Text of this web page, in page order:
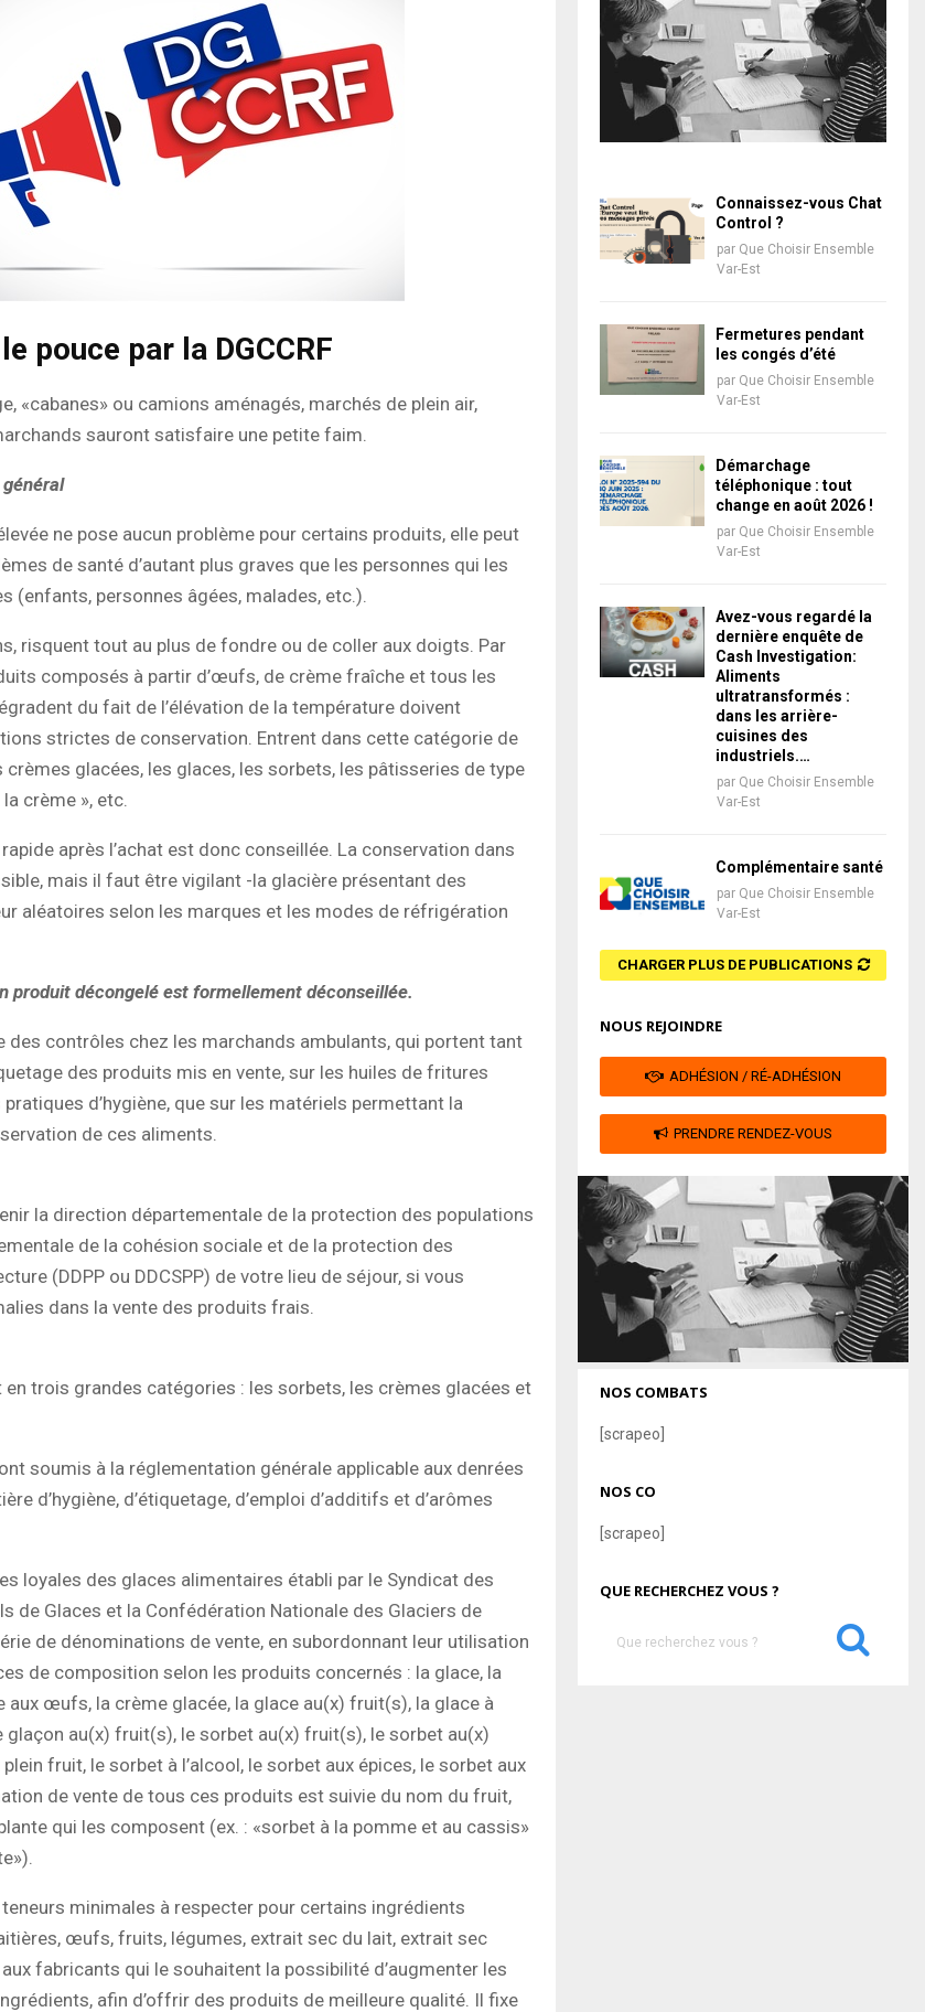
pouce par la DGCCRF
«cabanes» ou camions aménagés, marchés de plein air,
sauront satisfaire une petite faim.
ne pose aucun problème pour certains produits, elle peut
de santé d’autant plus graves que les personnes qui les
(enfants, personnes âgées, malades, etc.).
risquent tout au plus de fondre ou de coller aux doigts. Par
composés à partir d’œufs, de crème fraîche et tous les
du fait de l’élévation de la température doivent
strictes de conservation. Entrent dans cette catégorie de
glacées, les glaces, les sorbets, les pâtisseries de type
crème », etc.
après l’achat est donc conseillée. La conservation dans
mais il faut être vigilant -la glacière présentant des
aléatoires selon les marques et les modes de réfrigération
produit décongelé est formellement déconseillée.
des contrôles chez les marchands ambulants, qui portent tant
des produits mis en vente, sur les huiles de fritures
d’hygiène, que sur les matériels permettant la
de ces aliments.
la direction départementale de la protection des populations
de la cohésion sociale et de la protection des
(DDPP ou DDCSPP) de votre lieu de séjour, si vous
dans la vente des produits frais.
en trois grandes catégories : les sorbets, les crèmes glacées et
soumis à la réglementation générale applicable aux denrées
d’hygiène, d’étiquetage, d’emploi d’additifs et d’arômes
loyales des glaces alimentaires établi par le Syndicat des
de Glaces et la Confédération Nationale des Glaciers de
de dénominations de vente, en subordonnant leur utilisation
de composition selon les produits concernés : la glace, la
aux œufs, la crème glacée, la glace au(x) fruit(s), la glace à
glaçon au(x) fruit(s), le sorbet au(x) fruit(s), le sorbet au(x)
fruit, le sorbet à l’alcool, le sorbet aux épices, le sorbet aux
de vente de tous ces produits est suivie du nom du fruit,
qui les composent (ex. : «sorbet à la pomme et au cassis»
minimales à respecter pour certains ingrédients
œufs, fruits, légumes, extrait sec du lait, extrait sec
fabricants qui le souhaitent la possibilité d’augmenter les
afin d’offrir des produits de meilleure qualité. Il fixe
Connaissez-vous Chat
Control ?
par Que Choisir Ensemble
Var-Est
Fermetures pendant
les congés d’été
par Que Choisir Ensemble
Var-Est
Démarchage
téléphonique : tout
change en août 2026 !
par Que Choisir Ensemble
Var-Est
Avez-vous regardé la
dernière enquête de
Cash Investigation:
Aliments
ultratransformés :
dans les arrière-
cuisines des
industriels.…
par Que Choisir Ensemble
Var-Est
Complémentaire santé
par Que Choisir Ensemble
Var-Est
CHARGER PLUS DE PUBLICATIONS
NOUS REJOINDRE
ADHÉSION / RÉ-ADHÉSION
PRENDRE RENDEZ-VOUS
NOS COMBATS
[scrapeo]
NOS CO
[scrapeo]
QUE RECHERCHEZ VOUS ?